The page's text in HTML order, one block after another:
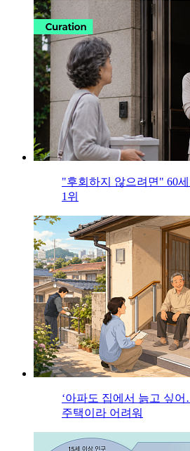
"후회하지 않으려면" 60
1위
‘아파도 집에서 늙고 싶
주택이라 어려워